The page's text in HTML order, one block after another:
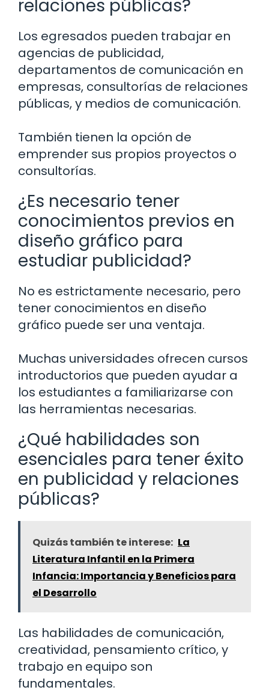
relaciones públicas?
Los egresados pueden trabajar en
agencias de publicidad,
departamentos de comunicación en
empresas, consultorías de relaciones
públicas, y medios de comunicación.
También tienen la opción de
emprender sus propios proyectos o
consultorías.
¿Es necesario tener
conocimientos previos en
diseño gráfico para
estudiar publicidad?
No es estrictamente necesario, pero
tener conocimientos en diseño
gráfico puede ser una ventaja.
Muchas universidades ofrecen cursos
introductorios que pueden ayudar a
los estudiantes a familiarizarse con
las herramientas necesarias.
¿Qué habilidades son
esenciales para tener éxito
en publicidad y relaciones
públicas?
Quizás también te interese: La
Literatura Infantil en la Primera
Infancia: Importancia y Beneficios para
el Desarrollo
Las habilidades de comunicación,
creatividad, pensamiento crítico, y
trabajo en equipo son
fundamentales.